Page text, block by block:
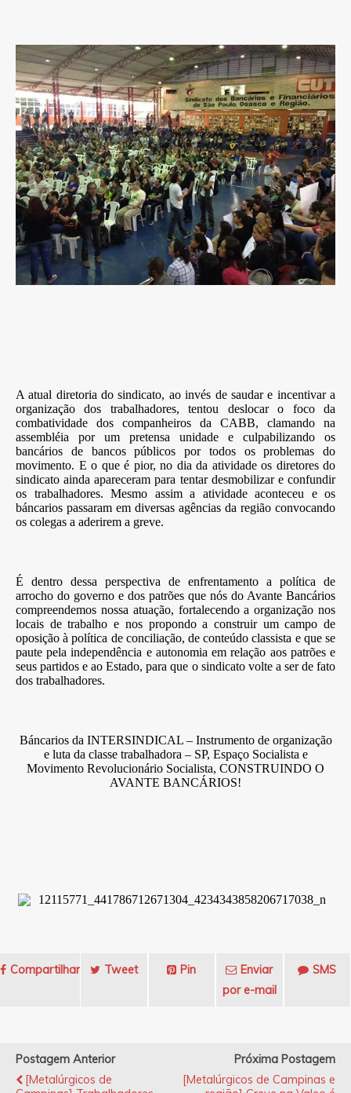
A atual diretoria do sindicato, ao invés de saudar e incentivar a
organização dos trabalhadores, tentou deslocar o foco da
combatividade dos companheiros da CABB, clamando na
assembléia por um pretensa unidade e culpabilizando os
bancários de bancos públicos por todos os problemas do
movimento. E o que é pior, no dia da atividade os diretores do
sindicato ainda apareceram para tentar desmobilizar e confundir
os trabalhadores. Mesmo assim a atividade aconteceu e os
báncarios passaram em diversas agências da região convocando
os colegas a aderirem a greve.
É dentro dessa perspectiva de enfrentamento a política de
arrocho do governo e dos patrões que nós do Avante Bancários
compreendemos nossa atuação, fortalecendo a organização nos
locais de trabalho e nos propondo a construir um campo de
oposição à política de conciliação, de conteúdo classista e que se
paute pela independência e autonomia em relação aos patrões e
seus partidos e ao Estado, para que o sindicato volte a ser de fato
dos trabalhadores.
Báncarios da INTERSINDICAL – Instrumento de organização
e luta da classe trabalhadora – SP, Espaço Socialista e
Movimento Revolucionário Socialista, CONSTRUINDO O
AVANTE BANCÁRIOS!
Compartilhar Tweet Pin
Enviar
por e-mail
SMS
Postagem Anterior
[Metalúrgicos de
Próxima Postagem
[Metalúrgicos de Campinas e